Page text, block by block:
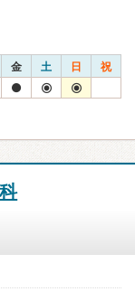
金 土 日 祝